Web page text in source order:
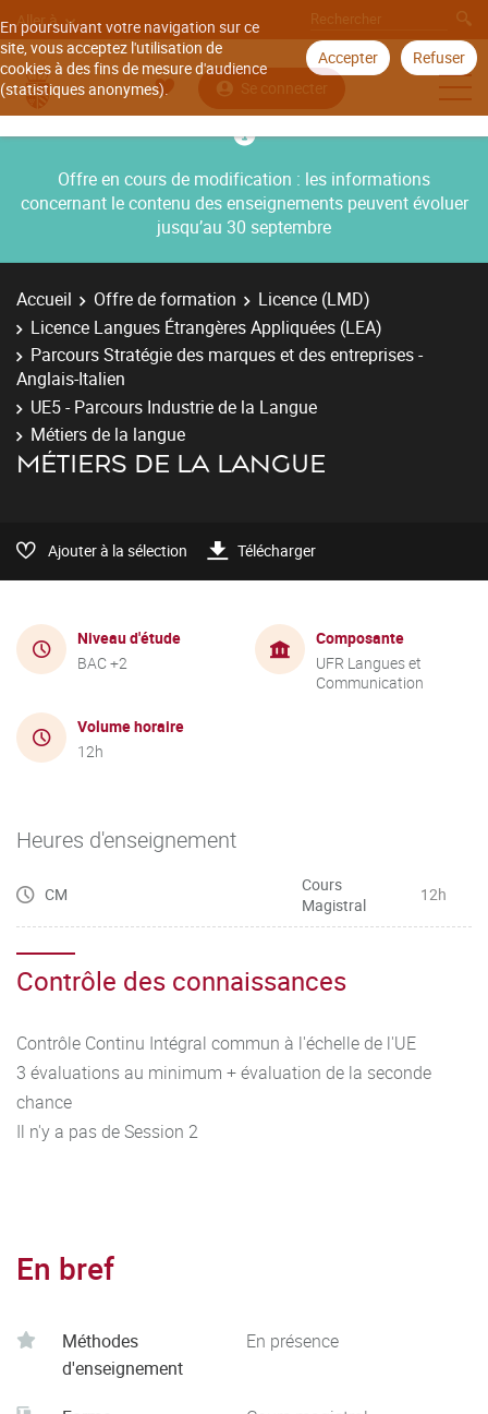
En poursuivant votre navigation sur ce
site, vous acceptez l'utilisation de
cookies à des fins de mesure d'audience
(statistiques anonymes).
Accepter Refuser
Aller à
Se connecter
Offre en cours de modification : les informations
concernant le contenu des enseignements peuvent évoluer
jusqu’au 30 septembre
Accueil Offre de formation
Licence (LMD)
Licence Langues Étrangères Appliquées (LEA)
Parcours Stratégie des marques et des entreprises -
Anglais-Italien
UE5 - Parcours Industrie de la Langue
Métiers de la langue
MÉTIERS DE LA LANGUE
Ajouter à la sélection Télécharger
Niveau d'étude
BAC +2
Composante
UFR Langues et
Communication
Volume horaire
12h
Heures d'enseignement
CM
Cours
Magistral
12h
Contrôle des connaissances
Contrôle Continu Intégral commun à l'échelle de l'UE
3 évaluations au minimum + évaluation de la seconde
chance
Il n'y a pas de Session 2
En bref
Méthodes
d'enseignement
En présence